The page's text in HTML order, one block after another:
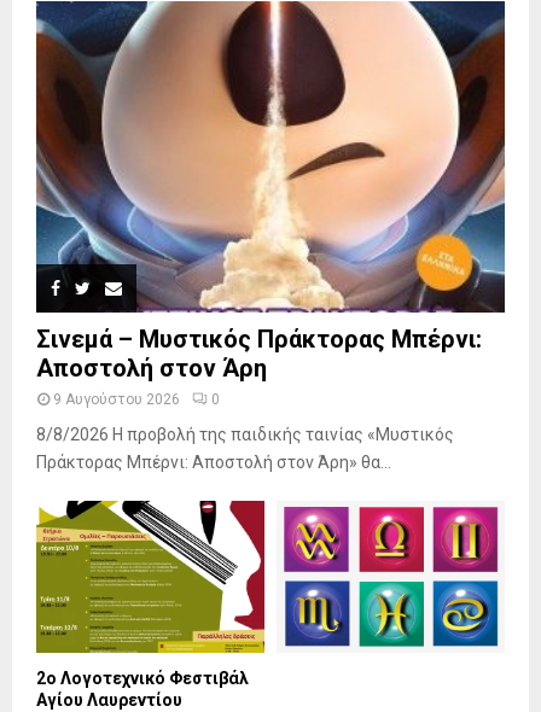
Σινεμά – Μυστικός Πράκτορας Μπέρνι:
Αποστολή στον Άρη
9 Αυγούστου 2026 0
8/8/2026 Η προβολή της παιδικής ταινίας «Μυστικός
Πράκτορας Μπέρνι: Αποστολή στον Άρη» θα...
2ο Λογοτεχνικό Φεστιβάλ
Αγίου Λαυρεντίου